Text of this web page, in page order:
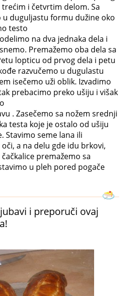
i četvrtim delom. Sa
u duguljastu formu dužine oko
testo
na dva jednaka dela i
Premažemo oba dela sa
lopticu od prvog dela i petu
razvučemo u dugulastu
isečemo uži oblik. Izvadimo
prebacimo preko ušiju i višak
. Zasečemo sa nožem srednji
testa koje je ostalo od ušiju
Stavimo seme lana ili
a na delu gde idu brkovi,
premažemo sa
u pleh pored pogače
i preporuči ovaj